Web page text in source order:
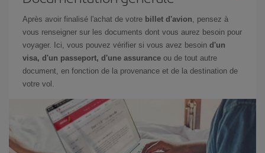
Après avoir finalisé l'achat de votre billet d'avion, pensez à
vous renseigner sur les documents dont vous aurez besoin pour
voyager. Ici, vous pouvez vérifier si vous avez besoin d'un
visa, d'un passeport, d'une assurance ou de tout autre
document, en fonction de la provenance et de la destination de
votre vol.